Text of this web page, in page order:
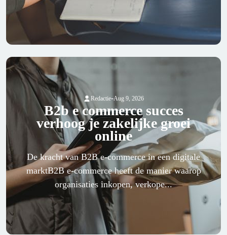
Redactie-Aug 9, 2026
B2b e commerce succes
verhoog je zakelijke groei
online
De kracht van B2B e-commerce in een digitale
marktB2B e-commerce heeft de manier waarop
organisaties inkopen, verkope...